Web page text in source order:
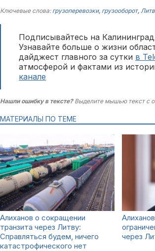
Ключевые слова: грузоперевозки, грузооборот,
Подписывайтесь на
Узнавайте больше о жизни
дайджест главного за сутки в
атмосферой и фактами из
канале
Нашли ошибку в тексте?Выделите мышью текст с
МАТЕРИАЛЫ ПО ТЕМЕ
Алиханов о сокращении
транзита через Литву:
Справляться будем, ничего
катастрофического нет
через